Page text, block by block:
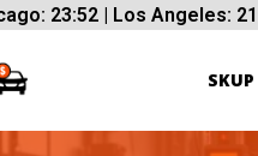
23:52 | Los Angeles: